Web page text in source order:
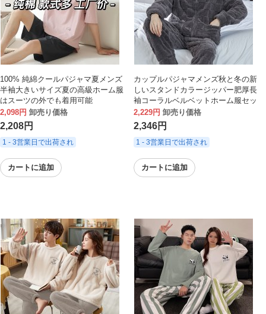
100% 純綿クールパジャマ夏メンズ
半袖大きいサイズ夏の高級ホーム服
はスーツの外でも着用可能
2,098円 卸売り価格
2,208円
1 - 3営業日で出荷され
カートに追加
カップルパジャマメンズ秋と冬の新
しいスタンドカラージッパー肥厚長
袖コーラルベルベットホーム服セッ
ト
2,229円 卸売り価格
2,346円
1 - 3営業日で出荷され
カートに追加